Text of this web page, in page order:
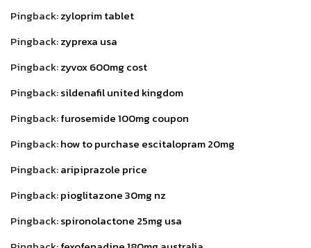
Pingback:zyloprim tablet
Pingback:zyprexa usa
Pingback:zyvox 600mg cost
Pingback:sildenafil united kingdom
Pingback:furosemide 100mg coupon
Pingback:how to purchase escitalopram 20mg
Pingback:aripiprazole price
Pingback:pioglitazone 30mg nz
Pingback:spironolactone 25mg usa